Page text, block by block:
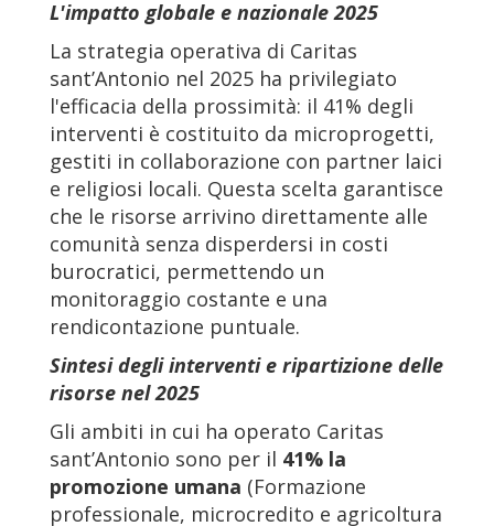
L'impatto globale e nazionale 2025
La strategia operativa di Caritas
sant’Antonio nel 2025 ha privilegiato
l'efficacia della prossimità: il 41% degli
interventi è costituito da microprogetti,
gestiti in collaborazione con partner laici
e religiosi locali. Questa scelta garantisce
che le risorse arrivino direttamente alle
comunità senza disperdersi in costi
burocratici, permettendo un
monitoraggio costante e una
rendicontazione puntuale.
Sintesi degli interventi e ripartizione delle
risorse nel 2025
Gli ambiti in cui ha operato Caritas
sant’Antonio sono per il 41% la
promozione umana (Formazione
professionale, microcredito e agricoltura